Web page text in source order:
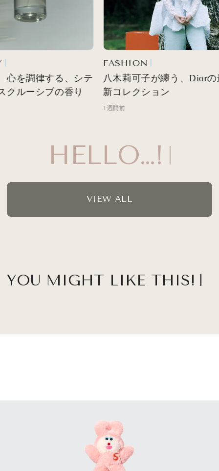
HELLO…!
を調律する、シテ
ルーシブの香り
FASHION
八木莉可子が纏う、Diorの
新コレクション
1週間前
VIEW ALL
YOU MIGHT LIKE THIS!